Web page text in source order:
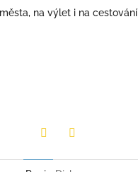
na výlet i na cestování